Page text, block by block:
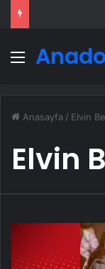
Menü
Anasayfa / Elvin
Elvin